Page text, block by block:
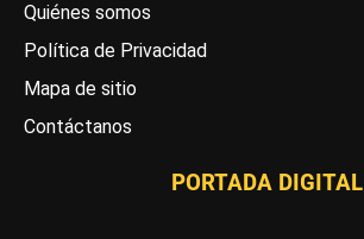
Quiénes somos
Política de Privacidad
Mapa de sitio
Contáctanos
PORTADA DIGITAL